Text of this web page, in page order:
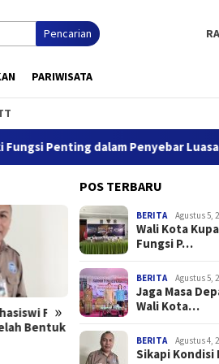
Pencarian
PARIWISATA
Penting dalam Penyebar Luasan
»
Wawali
GZL Family Cup Digelar,
Tim Siap Berlaga dalam
Semangat Sportivitas
POS TERBARU
BERITA Agustus 5,
Wali Kota
Fungsi P…
BERITA Agustus 5,
Jaga Masa
Wali Kota…
BERITA Agustus 4,
Sikapi Kondisi